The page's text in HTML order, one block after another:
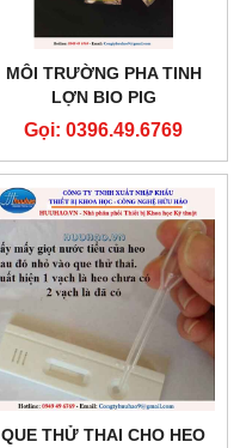
MÔI TRƯỜNG PHA TINH
LỢN BIO PIG
Gọi: 0396.49.6769
QUE THỬ THAI CHO HEO